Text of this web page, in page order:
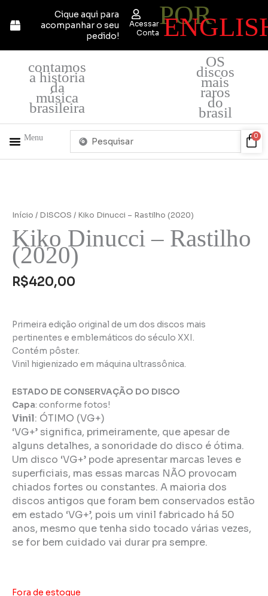
para
Cique aqui para
acompanhar o seu
pedido!
Acessar
Conta
POR
contamos
a história
da
música
brasileira
OS
discos
mais
raros
do
brasil
Menu
Pesquisar
0
Início / DISCOS / Kiko Dinucci – Rastilho (2020)
Kiko Dinucci – Rastilho
(2020)
R$420,00
Primeira edição original de um dos discos mais
pertinentes e emblemáticos do século XXI.
Contém pôster.
Vinil higienizado em máquina ultrassônica.
ESTADO DE CONSERVAÇÃO DO DISCO
Capa: conforme fotos!
Vinil: ÓTIMO (VG+)
‘VG+’ significa, primeiramente, que apesar de
alguns detalhes, a sonoridade do disco é ótima.
Um disco ‘VG+’ pode apresentar marcas leves e
superficiais, mas essas marcas NÃO provocam
chiados fortes ou constantes. A maioria dos
discos antigos que foram bem conservados estão
em estado ‘VG+’, pois um vinil fabricado há 50
anos, mesmo que tenha sido tocado várias vezes,
se for bem cuidado vai durar pra sempre.
Fora de estoque